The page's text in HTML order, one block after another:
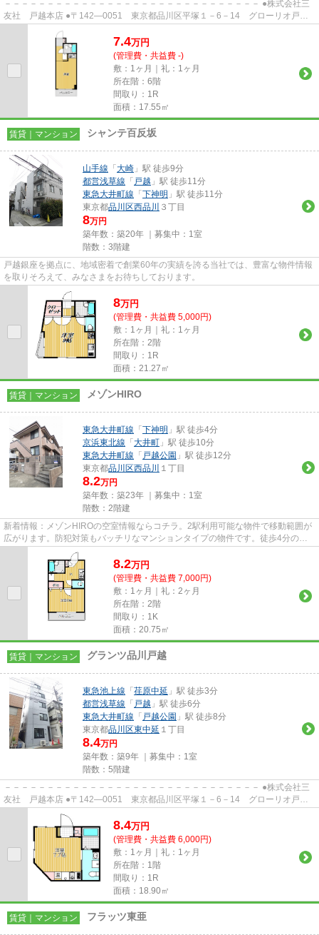
－－－－－－－－－－－－－－－－－－－－－－－－－－－－－－ ●株式会社三
友社 戸越本店 ●〒142―0051 東京都品川区平塚１－6－14 グローリオ戸越
7.4万円
(管理費・共益費 -)
敷：1ヶ月｜礼：1ヶ月
所在階：6階
間取り：1R
面積：17.55㎡
賃貸｜マンション シャンテ百反坂
山手線 「 大崎 」駅 徒歩9分
都営浅草線 「 戸越 」駅 徒歩11分
東急大井町線 「 下神明 」駅 徒歩11分
東京都品川区西品川 ３丁目
8万円
築年数：築20年 ｜募集中： 1室
階数：3階建
戸越銀座を拠点に、地域密着で創業60年の実績を誇る当社では、豊富な物件情報
を取りそろえて、みなさまをお待ちしております。
8万円
(管理費・共益費 5,000円)
敷：1ヶ月｜礼：1ヶ月
所在階：2階
間取り：1R
面積：21.27㎡
賃貸｜マンション メゾンHIRO
東急大井町線 「 下神明 」駅 徒歩4分
京浜東北線 「 大井町 」駅 徒歩10分
東急大井町線 「 戸越公園 」駅 徒歩12分
東京都品川区西品川 １丁目
8.2万円
築年数：築23年 ｜募集中： 1室
階数：2階建
新着情報：メゾンHIROの空室情報ならコチラ。2駅利用可能な物件で移動範囲が
広がります。防犯対策もバッチリなマンションタイプの物件です。徒歩4分の位
置に駅がある物件です。東急大...
8.2万円
(管理費・共益費 7,000円)
敷：1ヶ月｜礼：2ヶ月
所在階：2階
間取り：1K
面積：20.75㎡
賃貸｜マンション グランツ品川戸越
東急池上線 「 荏原中延 」駅 徒歩3分
都営浅草線 「 戸越 」駅 徒歩6分
東急大井町線 「 戸越公園 」駅 徒歩8分
東京都品川区東中延 １丁目
8.4万円
築年数：築9年 ｜募集中： 1室
階数：5階建
－－－－－－－－－－－－－－－－－－－－－－－－－－－－－－ ●株式会社三
友社 戸越本店 ●〒142―0051 東京都品川区平塚１－6－14 グローリオ戸越
銀座1階 ●TEL：03-3783-1218...
8.4万円
(管理費・共益費 6,000円)
敷：1ヶ月｜礼：1ヶ月
所在階：1階
間取り：1R
面積：18.90㎡
賃貸｜マンション フラッツ東亜